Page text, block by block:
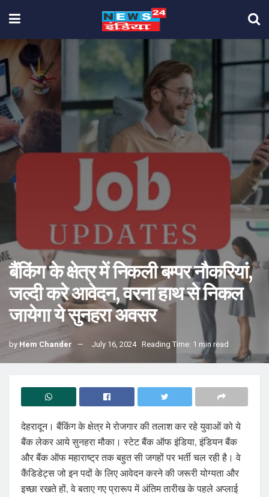
बैंकिंग के क्षेत्र में निकली बम्पर नौकरियां,
जल्दी करे आवेदन, वरना हाथ से निकल
जायेगा ये सुनहरा अवसर
by Hem Chander July 16, 2024 Reading Time: 1 min read
देहरादून। बैंकिंग के क्षेत्र मे रोजगार की तलाश कर रहे युवाओं को ये
बैंक लेकर आये सुनहरा मौका। स्टेट बैंक ऑफ इंडिया, इंडियन बैंक
और बैंक ऑफ महाराष्ट्र तक बहुत सी जगहों पर भर्ती चल रही है। वे
कैंडिडेट्स जो इन पदों के लिए आवेदन करने की जरूरी योग्यता और
इच्छा रखते हों, वे बताए गए प्रारूप में अंतिम तारीख के पहले अप्लाई